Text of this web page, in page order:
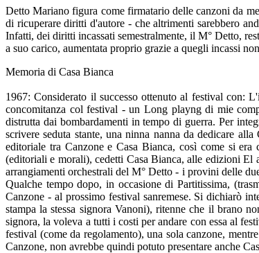
Detto Mariano figura come firmatario delle canzoni da
di ricuperare diritti d'autore - che altrimenti sarebbero
Infatti, dei diritti incassati semestralmente, il M° Detto,
a suo carico, aumentata proprio grazie a quegli incassi
Memoria di Casa Bianca
1967: Considerato il successo ottenuto al festival con:
concomitanza col festival - un Long playng di mie
distrutta dai bombardamenti in tempo di guerra. Per
scrivere seduta stante, una ninna nanna da dedicare
editoriale tra Canzone e Casa Bianca, così come si
(editoriali e morali), cedetti Casa Bianca, alle edizioni
arrangiamenti orchestrali del M° Detto - i provini delle
Qualche tempo dopo, in occasione di Partitissima,
Canzone - al prossimo festival sanremese. Si dichiarò
stampa la stessa signora Vanoni), ritenne che il brano
signora, la voleva a tutti i costi per andare con essa al
festival (come da regolamento), una sola canzone,
Canzone, non avrebbe quindi potuto presentare anche